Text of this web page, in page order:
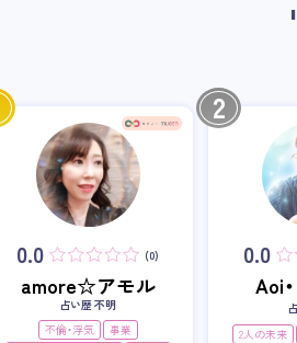
0.0 (0)
amore☆アモル
占い歴 不明
不倫・浮気
事業
2
0.0
Aoi
2人の未来